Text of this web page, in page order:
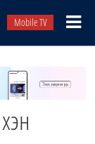
Mobile TV